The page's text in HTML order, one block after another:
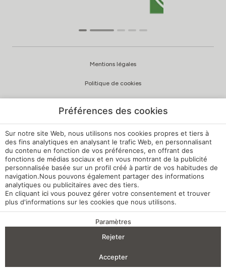
AVANTAGES DE LA RÉSERVATION
Mentions légales
Politique de cookies
Canal de signalement
Règlement intérieur
Paramètres des cookies
Ma réservation
Développé parmirai
Préférences des cookies
Sur notre site Web, nous utilisons nos cookies propres et tiers à
des fins analytiques en analysant le trafic Web, en personnalisant
du contenu en fonction de vos préférences, en offrant des
fonctions de médias sociaux et en vous montrant de la publicité
personnalisée basée sur un profil créé à partir de vos habitudes de
navigation.Nous pouvons également partager des informations
analytiques ou publicitaires avec des tiers.
En cliquant ici vous pouvez gérer votre consentement et trouver
plus d'informations sur les cookies que nous utilisons.
Paramètres
Rejeter
Accepter